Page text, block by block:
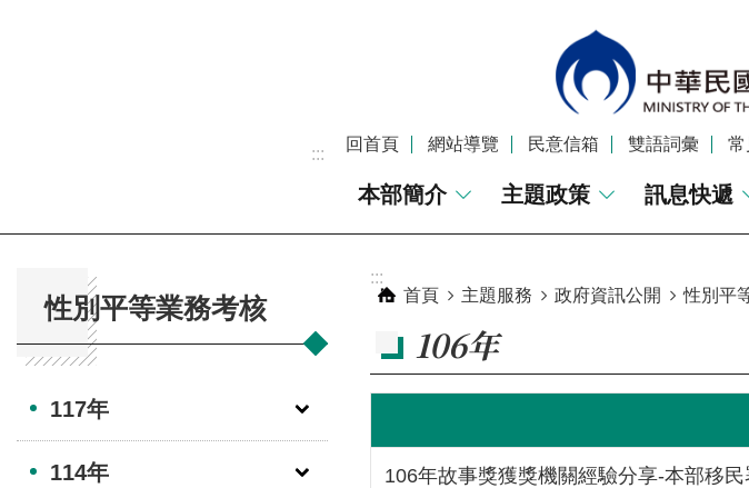
:::
回首頁 網站導覽 民意信箱 雙語詞彙 常
本部簡介 主題政策 訊息快遞
性別平等業務考核
117年
114年
:::
首頁
主題服務 政府資訊公開 性別平
106年
106年故事獎獲獎機關經驗分享-本部移